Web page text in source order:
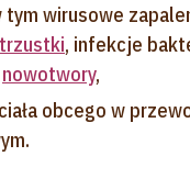
tym wirusowe
, infekcje
nowotwory,
obcego w